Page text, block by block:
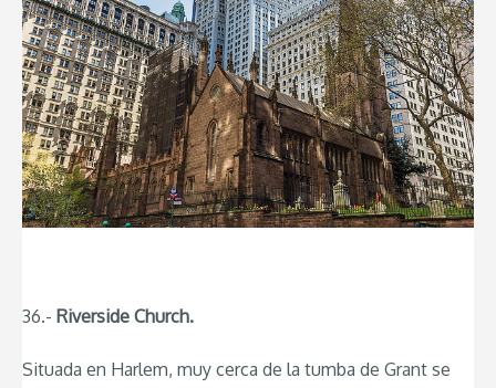
36.- Riverside Church.
Situada en Harlem, muy cerca de la tumba de Grant se